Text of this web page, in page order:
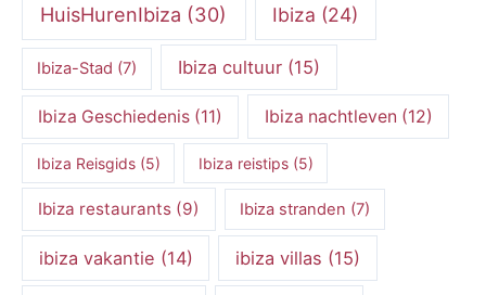
HuisHurenIbiza (30) Ibiza (24)
Ibiza-Stad (7) Ibiza cultuur (15)
Ibiza Geschiedenis (11) Ibiza nachtleven (12)
Ibiza Reisgids(5) Ibiza reistips(5)
Ibiza restaurants(9) Ibiza stranden (7)
ibiza vakantie (14) ibiza villas (15)